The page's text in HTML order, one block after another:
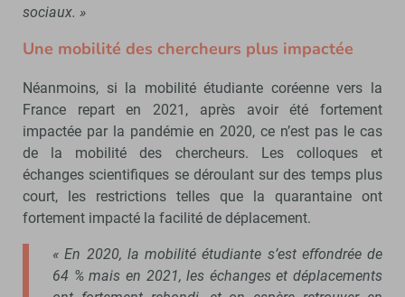
sociaux. »
Une mobilité des chercheurs plus impactée
Néanmoins, si la mobilité étudiante coréenne vers la
France repart en 2021, après avoir été fortement
impactée par la pandémie en 2020, ce n’est pas le cas
de la mobilité des chercheurs. Les colloques et
échanges scientifiques se déroulant sur des temps plus
court, les restrictions telles que la quarantaine ont
fortement impacté la facilité de déplacement.
« En 2020, la mobilité étudiante s’est effondrée de
64 % mais en 2021, les échanges et déplacements